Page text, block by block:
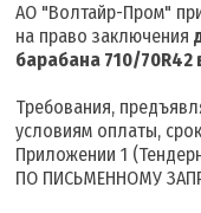
АО "Волтайр-Пром"
на право заключения
барабана 710/70R42
Требования,
условиям оплаты,
Приложении 1
ПО ПИСЬМЕННОМУ